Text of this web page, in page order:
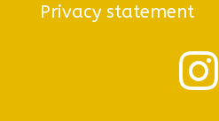
Privacy statement
